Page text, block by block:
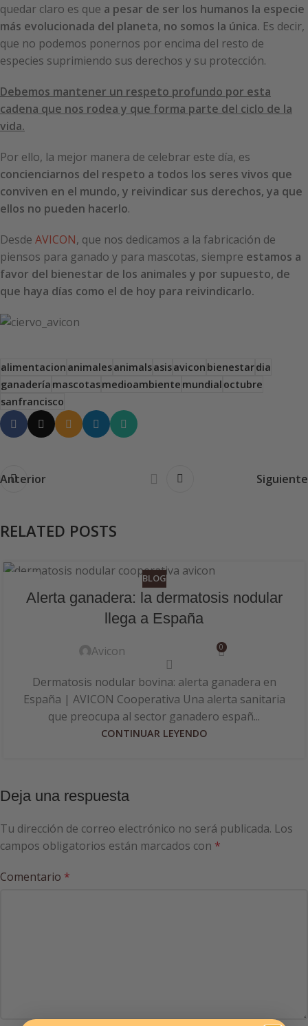
quedar claro es que a pesar de ser los humanos la especie
más evolucionada del planeta, no somos la única. Es decir,
que no podemos ponernos por encima del resto de
especies suprimiendo sus derechos y su protección.
Debemos mantener un respeto profundo por esta
cadena que nos rodea y que forma parte del ciclo de la
vida.
Por ello, la mejor manera de celebrar este día, es
concienciarnos del respeto a todos los seres vivos que
conviven en el mundo, y reivindicar sus derechos, ya que
ellos no pueden hacerlo.
Desde AVICON, que nos dedicamos a la fabricación de
piensos para ganado y para mascotas, siempre estamos a
favor del bienestar de los animales y por supuesto, de
que haya días como el de hoy para reivindicarlo.
alimentacion animalesanimalsasisavicon bienestardia
ganadería mascotasmedioambiente mundial octubre
sanfrancisco
Anterior Siguiente
RELATED POSTS
OCT
BLOG
Alerta ganadera: la dermatosis nodular
llega a España
Avicon 0
Dermatosis nodular bovina: alerta ganadera en
España | AVICON Cooperativa Una alerta sanitaria
que preocupa al sector ganadero españ...
CONTINUAR LEYENDO
Deja una respuesta
Tu dirección de correo electrónico no será publicada. Los
campos obligatorios están marcados con *
Comentario *